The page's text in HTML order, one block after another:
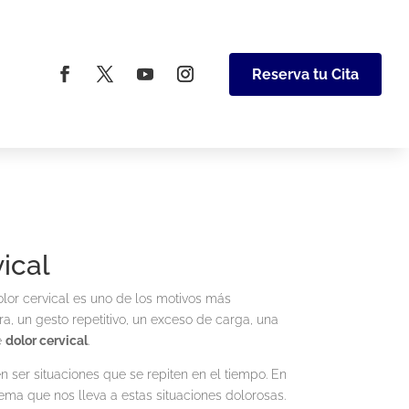
Reserva tu Cita
cervical es uno de los motivos más
un gesto repetitivo, un exceso de carga, una
dolor cervical.
situaciones que se repiten en el tiempo. En
que nos lleva a estas situaciones dolorosas.